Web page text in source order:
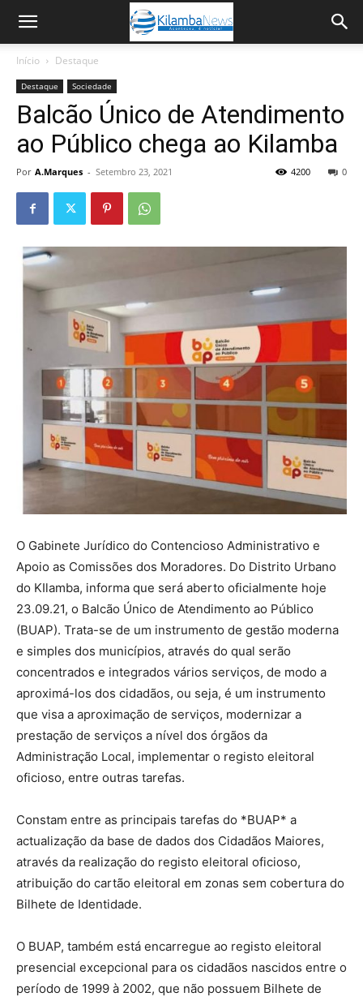
Início Destaque
Destaque Sociedade
Balcão Único de Atendimento
ao Público chega ao Kilamba
Por A.Marques - Setembro 23, 2021 0
4200
O Gabinete Jurídico do Contencioso Administrativo e
Apoio as Comissões dos Moradores. Do Distrito Urbano
do KIlamba, informa que será aberto oficialmente hoje
23.09.21, o Balcão Único de Atendimento ao Público
(BUAP). Trata-se de um instrumento de gestão moderna
e simples dos municípios, através do qual serão
concentrados e integrados vários serviços, de modo a
aproximá-los dos cidadãos, ou seja, é um instrumento
que visa a aproximação de serviços, modernizar a
prestação de serviços a nível dos órgãos da
Administração Local, implementar o registo eleitoral
oficioso, entre outras tarefas.
Constam entre as principais tarefas do *BUAP* a
actualização da base de dados dos Cidadãos Maiores,
através da realização do registo eleitoral oficioso,
atribuição do cartão eleitoral em zonas sem cobertura do
Bilhete de Identidade.
O BUAP, também está encarregue ao registo eleitoral
presencial excepcional para os cidadãos nascidos entre o
período de 1999 à 2002, que não possuem Bilhete de